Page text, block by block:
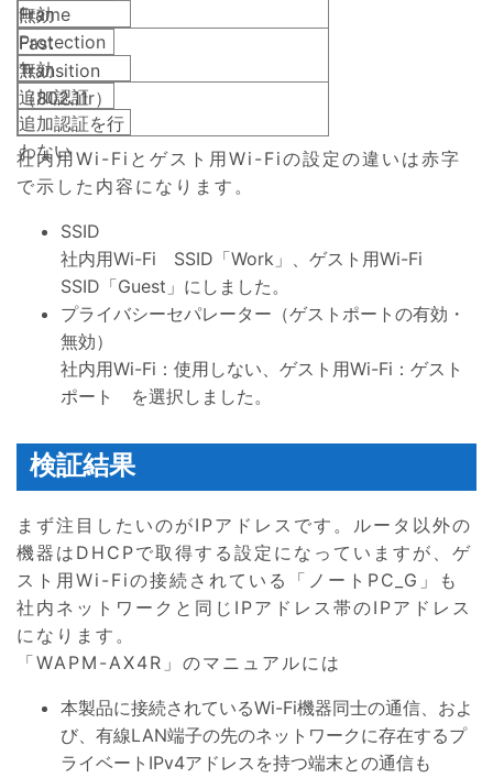
Frame
Protection
無効
Fast
Transition
（802.11r）
無効
追加認証
追加認証を行
わない
社内用Wi-Fiとゲスト用Wi-Fiの設定の違いは赤字
で示した内容になります。
SSID
社内用Wi-Fi SSID「Work」、ゲスト用Wi-Fi
SSID「Guest」にしました。
プライバシーセパレーター（ゲストポートの有効・
無効）
社内用Wi-Fi：使用しない、ゲスト用Wi-Fi：ゲスト
ポート を選択しました。
検証結果
まず注目したいのがIPアドレスです。ルータ以外の
機器はDHCPで取得する設定になっていますが、ゲ
スト用Wi-Fiの接続されている「ノートPC_G」も
社内ネットワークと同じIPアドレス帯のIPアドレス
になります。
「WAPM-AX4R」のマニュアルには
本製品に接続されているWi-Fi機器同士の通信、およ
び、有線LAN端子の先のネットワークに存在するプ
ライベートIPv4アドレスを持つ端末との通信も